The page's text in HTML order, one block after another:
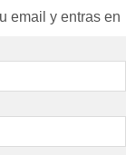
email y entras en